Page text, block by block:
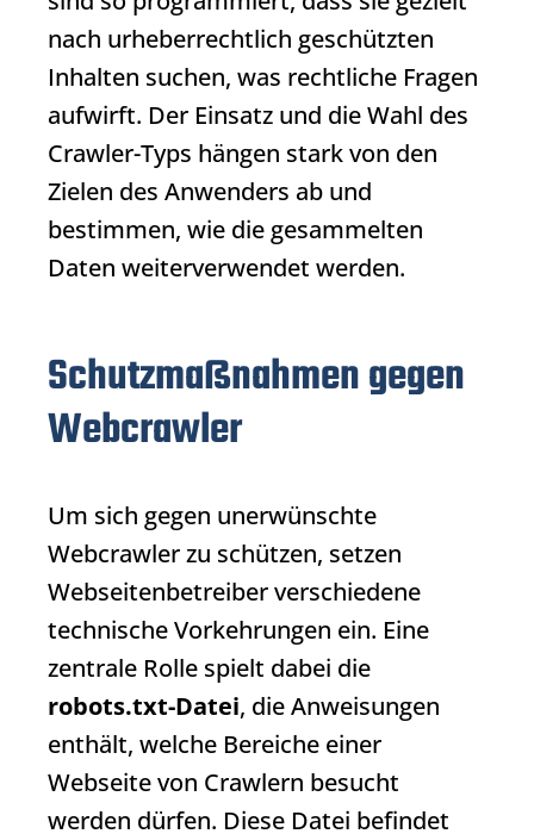
nach urheberrechtlich geschützten
Inhalten suchen, was rechtliche Fragen
aufwirft. Der Einsatz und die Wahl des
Crawler-Typs hängen stark von den
Zielen des Anwenders ab und
bestimmen, wie die gesammelten
Daten weiterverwendet werden.
Schutzmaßnahmen gegen
Webcrawler
Um sich gegen unerwünschte
Webcrawlerzu schützen, setzen
Webseitenbetreiber verschiedene
technische Vorkehrungen ein. Eine
zentrale Rolle spielt dabei die
robots.txt-Datei, die Anweisungen
enthält, welche Bereiche einer
Webseite von Crawlern besucht
werden dürfen. Diese Datei befindet